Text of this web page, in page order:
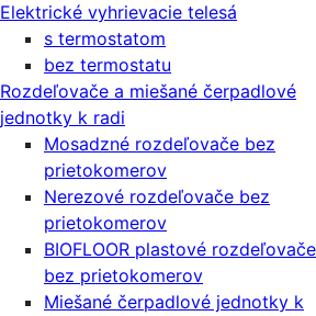
Elektrické vyhrievacie telesá
s termostatom
bez termostatu
Rozdeľovače a miešané čerpadlové
jednotky k radi
Mosadzné rozdeľovače bez
prietokomerov
Nerezové rozdeľovače bez
prietokomerov
BIOFLOOR plastové rozdeľovače
bez prietokomerov
Miešané čerpadlové jednotky k